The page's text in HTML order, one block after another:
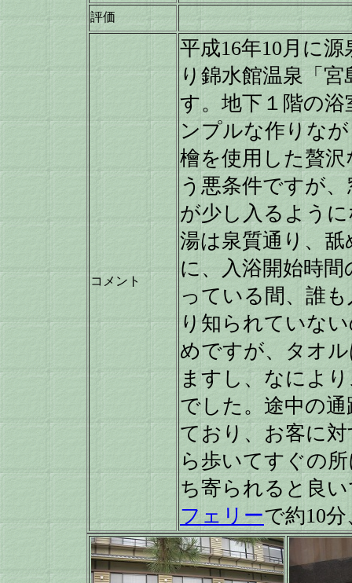
評価
コメント
平成16年10月に
り錦水館温泉「
す。地下１階の
ンプルな作りな
檜を使用した贅
う悪条件ですが
が少し入るよう
湯は泉質通り、
に、入浴開始時
っている間、誰
り知られていな
めですが、タオ
ますし、なによ
でした。途中の
ており、お客に
ら歩いてすぐの
ち寄られると良
フェリーで約10